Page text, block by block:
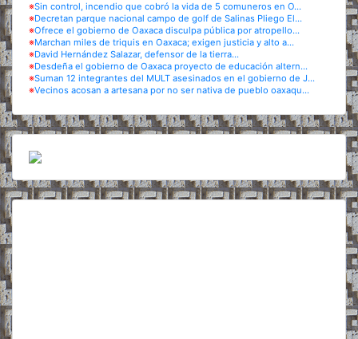
※Sin control, incendio que cobró la vida de 5 comuneros en O...
※Decretan parque nacional campo de golf de Salinas Pliego El...
※Ofrece el gobierno de Oaxaca disculpa pública por atropello...
※Marchan miles de triquis en Oaxaca; exigen justicia y alto a...
※David Hernández Salazar, defensor de la tierra...
※Desdeña el gobierno de Oaxaca proyecto de educación altern...
※Suman 12 integrantes del MULT asesinados en el gobierno de J...
※Vecinos acosan a artesana por no ser nativa de pueblo oaxaqu...